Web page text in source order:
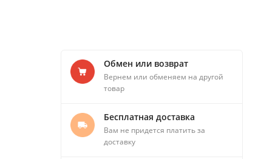
Обмен или возврат
Вернем или обменяем на другой
товар
Бесплатная доставка
Вам не придется платить за
доставку